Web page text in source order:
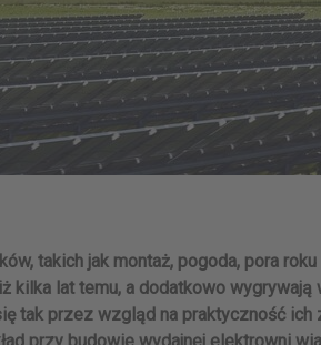
takich jak montaż, pogoda, pora
kilka lat temu, a dodatkowo
tak przez wzgląd na praktyczność ich